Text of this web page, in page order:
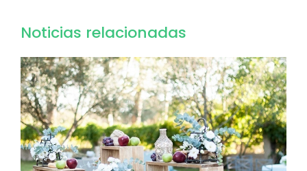
Noticias relacionadas